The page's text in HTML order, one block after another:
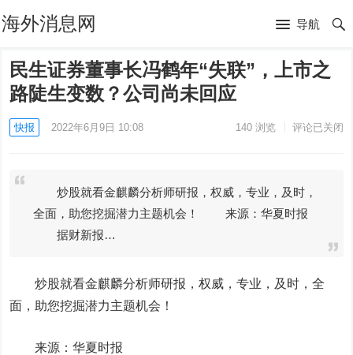
海外消息网 导航
民生证券董事长冯鹤年“失联”，上市之
路陡生变数？公司尚未回应
快报 2022年6月9日 10:08 140浏览 评论已关闭
炒股就看金麒麟分析师研报，权威，专业，及时，
全面，助您挖掘潜力主题机会！ 来源：华夏时报
据财新报…
炒股就看金麒麟分析师研报，权威，专业，及时，全
面，助您挖掘潜力主题机会！
来源：华夏时报